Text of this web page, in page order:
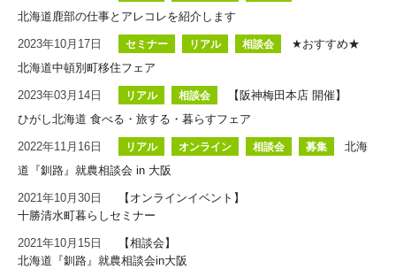
北海道鹿部の仕事とアレコレを紹介します
2023年10月17日 セミナー リアル 相談会
★おすすめ★
北海道中頓別町移住フェア
2023年03月14日 リアル 相談会
【阪神梅田本店 開催】
ひがし北海道 食べる・旅する・暮らすフェア
2022年11月16日 リアル オンライン 相談会 募集
北海
道『釧路』就農相談会 in 大阪
2021年10月30日
【オンラインイベント】
十勝清水町暮らしセミナー
2021年10月15日
【相談会】
北海道『釧路』就農相談会in大阪